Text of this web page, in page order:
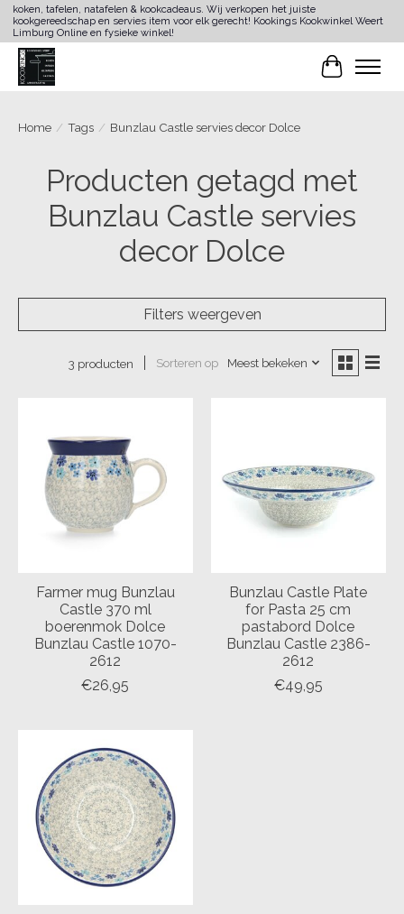
koken, tafelen, natafelen & kookcadeaus. Wij verkopen het juiste
kookgereedschap en servies item voor elk gerecht! Kookings Kookwinkel Weert
Limburg Online en fysieke winkel!
Home / Tags / Bunzlau Castle servies decor Dolce
Producten getagd met
Bunzlau Castle servies
decor Dolce
Filters weergeven
3 producten Sorteren op Meest bekeken
Farmer mug Bunzlau
Castle 370 ml
boerenmok Dolce
Bunzlau Castle 1070-
2612
€26,95
Bunzlau Castle Plate
for Pasta 25 cm
pastabord Dolce
Bunzlau Castle 2386-
2612
€49,95